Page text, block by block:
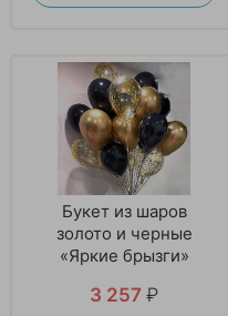
Букет из шаров
золото и черные
«Яркие брызги»
3 257 ₽